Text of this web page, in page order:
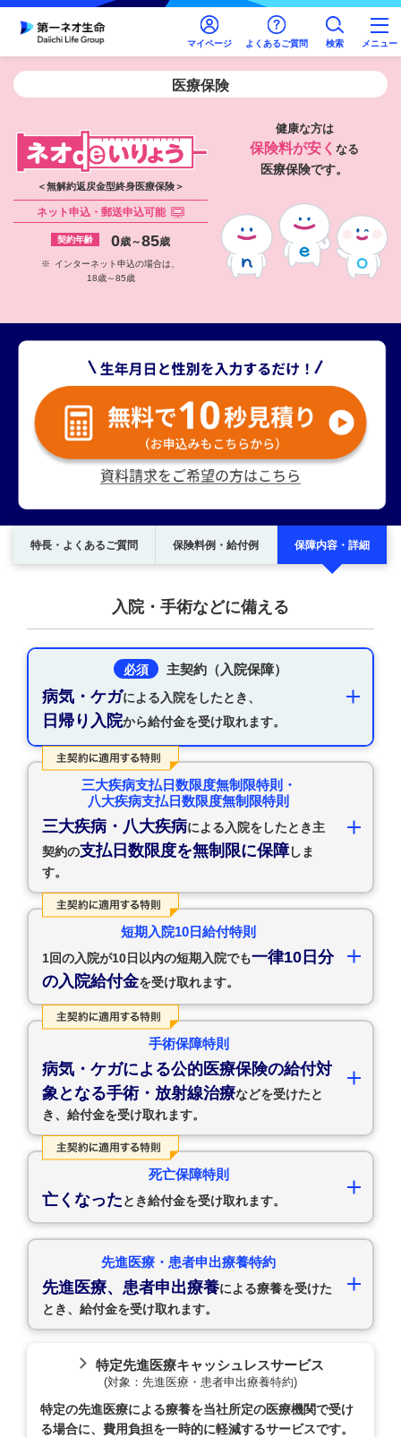
マイページ よくあるご質問 検索 メニュー
医療保険
＜無解約返戻金型終身医療保険＞
ネット申込・郵送申込可能
契約年齢 0歳～85歳
※
インターネット申込の場合は、
18歳～85歳
健康な方は
保険料が安く なる
医療保険です。
特長・よくあるご質問 保険料例・給付例 保障内容・詳細
入院・手術などに備える
必須 主契約（入院保障）
病気・ケガによる入院をしたとき、
日帰り入院から給付金を受け取れます。
三大疾病支払日数限度無制限特則・
八大疾病支払日数限度無制限特則
三大疾病・八大疾病による入院をしたとき主
契約の支払日数限度を無制限に保障しま
す。
短期入院10日給付特則
1回の入院が10日以内の短期入院でも一律10日分
の入院給付金を受け取れます。
手術保障特則
病気・ケガによる公的医療保険の給付対
象となる手術・放射線治療などを受けたと
き、給付金を受け取れます。
死亡保障特則
亡くなったとき給付金を受け取れます。
先進医療・患者申出療養特約
先進医療、患者申出療養による療養を受けた
とき、給付金を受け取れます。
特定先進医療キャッシュレスサービス
(対象：先進医療・患者申出療養特約)
特定の先進医療による療養を当社所定の医療機関で受け
る場合に、費用負担を一時的に軽減するサービスです。